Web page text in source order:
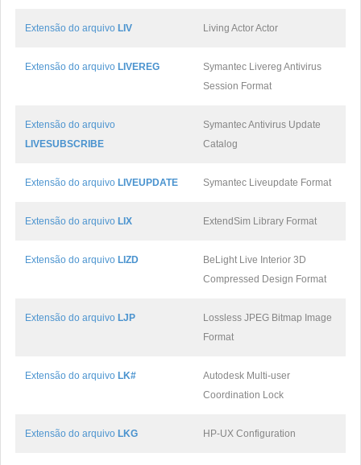
Extensão do arquivo LIV Living Actor Actor
Extensão do arquivo LIVEREG
Symantec Livereg Antivirus
Session Format
Extensão do arquivo
LIVESUBSCRIBE
Symantec Antivirus Update
Catalog
Extensão do arquivo LIVEUPDATE Symantec Liveupdate Format
Extensão do arquivo LIX ExtendSim Library Format
Extensão do arquivo LIZD
BeLight Live Interior 3D
Compressed Design Format
Extensão do arquivo LJP
Lossless JPEG Bitmap Image
Format
Extensão do arquivo LK#
Autodesk Multi-user
Coordination Lock
Extensão do arquivo LKG HP-UX Configuration